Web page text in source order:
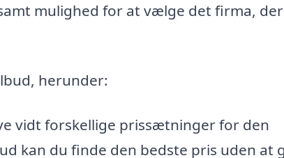
mulighed for at vælge det firma, der
herunder:
vidt forskellige prissætninger for den
kan du finde den bedste pris uden at